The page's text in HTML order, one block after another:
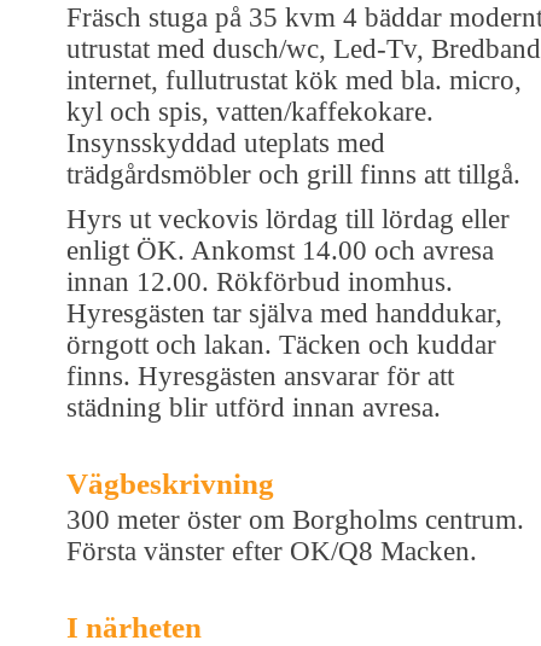
Fräsch stuga på 35 kvm 4 bäddar
utrustat med dusch/wc, Led-Tv,
internet, fullutrustat kök med bla. micro,
kyl och spis, vatten/kaffekokare.
Insynsskyddad uteplats med
trädgårdsmöbler och grill finns att tillgå.
Hyrs ut veckovis lördag till lördag eller
enligt ÖK. Ankomst 14.00 och avresa
innan 12.00. Rökförbud inomhus.
Hyresgästen tar själva med handdukar,
örngott och lakan. Täcken och kuddar
finns. Hyresgästen ansvarar för att
städning blir utförd innan avresa.
Vägbeskrivning
300 meter öster om Borgholms centrum.
Första vänster efter OK/Q8 Macken.
I närheten